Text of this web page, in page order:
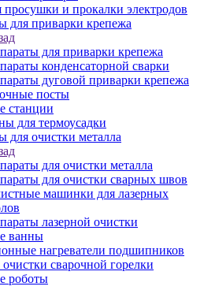
просушки и прокалки электродов
для приварки крепежа
для приварки крепежа
конденсаторной сварки
дуговой приварки крепежа
посты
станции
для термоусадки
для очистки металла
для очистки металла
для очистки сварных швов
машинки для лазерных
лазерной очистки
ванны
нагреватели подшипников
сварочной горелки
роботы